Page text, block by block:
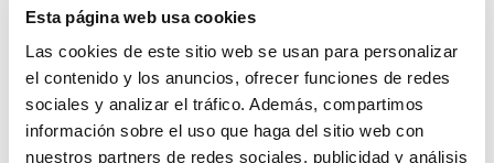
Esta página web usa cookies
Las cookies de este sitio web se usan para personalizar
el contenido y los anuncios, ofrecer funciones de redes
sociales y analizar el tráfico. Además, compartimos
información sobre el uso que haga del sitio web con
nuestros partners de redes sociales, publicidad y análisis
trabajador y el uso de su dispositivo personal,
el
nivel de intrusismo en la privacidad
empleado se multiplica.
El acceso a la ubicación del trabajador desde su
dispositivo privado supone difuminar la